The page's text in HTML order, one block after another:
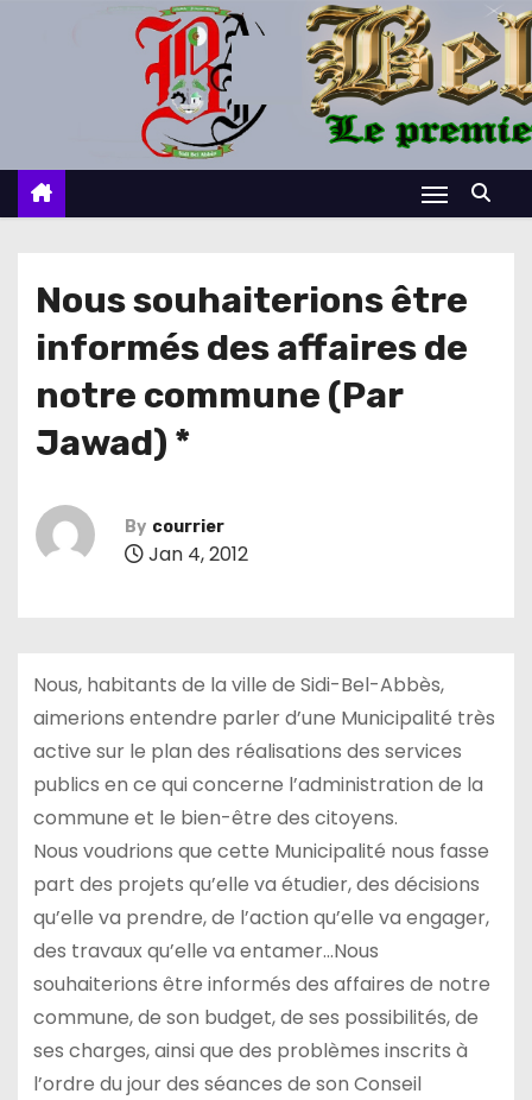
c
Nous souhaiterions être
informés des affaires de
notre commune (Par
Jawad) *
By courrier
Jan 4, 2012
Nous, habitants de la ville de Sidi-Bel-Abbès,
aimerions entendre parler d’une Municipalité très
active sur le plan des réalisations des services
publics en ce qui concerne l’administration de la
commune et le bien-être des citoyens.
Nous voudrions que cette Municipalité nous fasse
part des projets qu’elle va étudier, des décisions
qu’elle va prendre, de l’action qu’elle va engager,
des travaux qu’elle va entamer…Nous
souhaiterions être informés des affaires de notre
commune, de son budget, de ses possibilités, de
ses charges, ainsi que des problèmes inscrits à
l’ordre du jour des séances de son Conseil